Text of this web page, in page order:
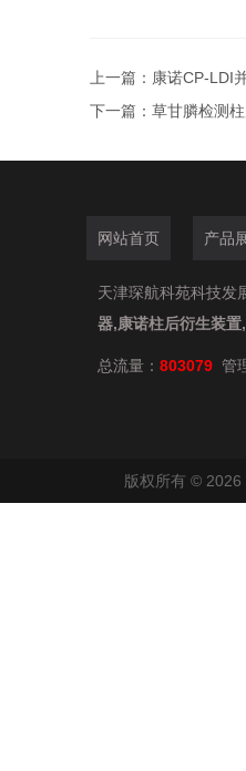
上一篇： 康诺CP-LDI
下一篇： 草甘膦检测
网站首页 产品
天津琛航科苑科技发
器,康诺柱后衍生装
总流量： 803079 管
版权所有 ©